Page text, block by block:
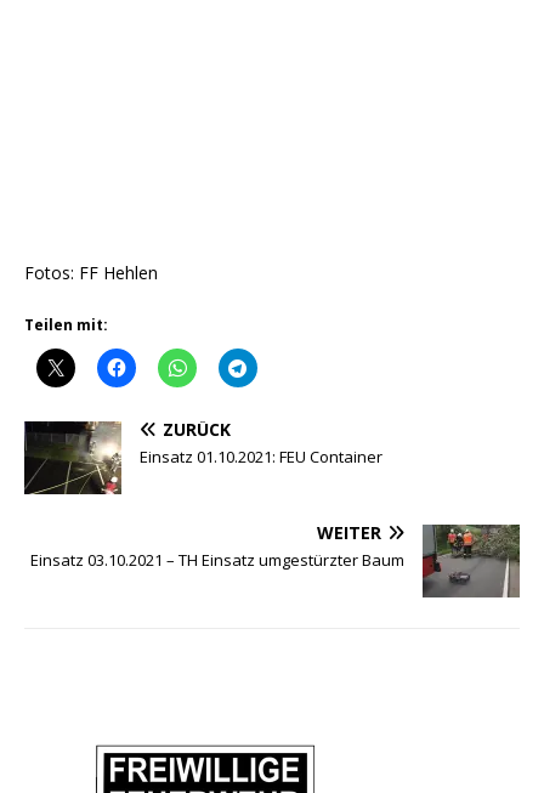
Fotos: FF Hehlen
Teilen mit:
ZURÜCK
Einsatz 01.10.2021: FEU Container
WEITER
Einsatz 03.10.2021 – TH Einsatz umgestürzter Baum